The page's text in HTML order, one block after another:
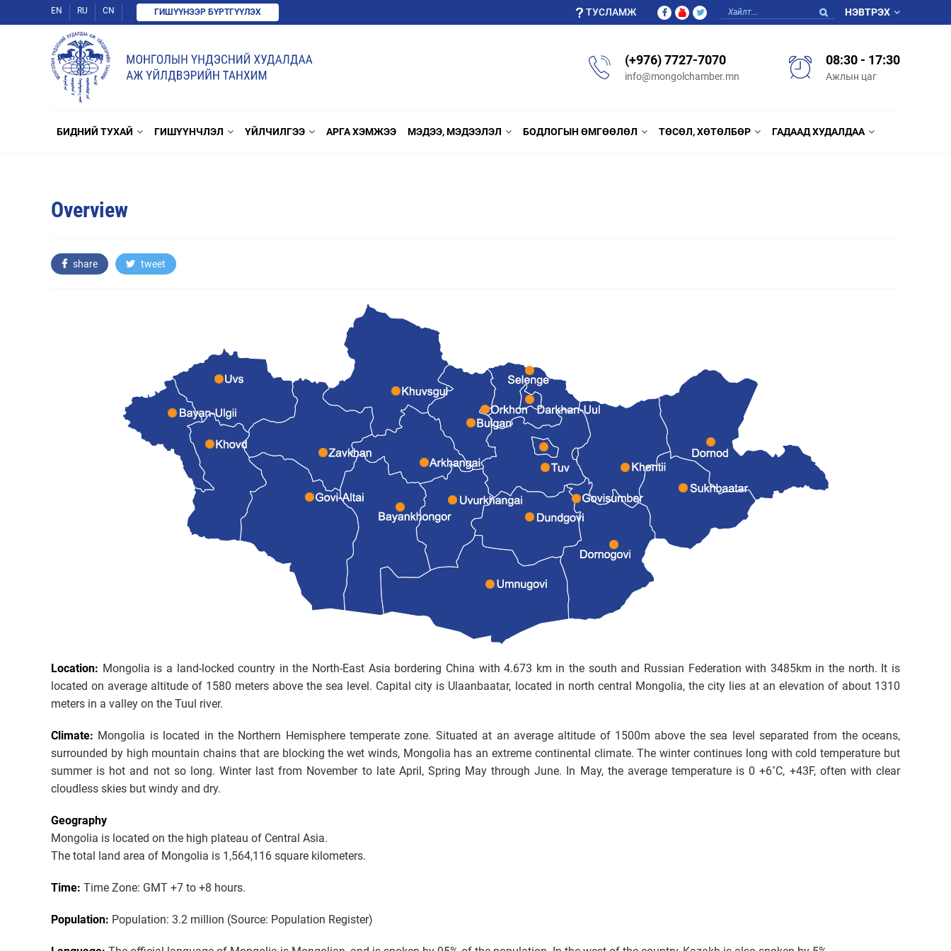
EN RU CN ГИШҮҮНЭЭР БҮРТГҮҮЛЭХ ТУСЛАМЖ НЭВТРЭХ
(+976) 7727-7070
info@mongolchamber.mn
08:30 - 17:30
Ажлын цаг
БИДНИЙ ТУХАЙ ГИШҮҮНЧЛЭЛ ҮЙЛЧИЛГЭЭ АРГА ХЭМЖЭЭ МЭДЭЭ, МЭДЭЭЛЭЛ БОДЛОГЫН ӨМГӨӨЛӨЛ ТӨСӨЛ, ХӨТӨЛБӨР ГАДААД ХУДАЛДАА
Overview
share tweet
Location: Mongolia is a land-locked country in the North-East Asia bordering China with 4.673 km in the south and Russian Federation with 3485km in the north. It is
located on average altitude of 1580 meters above the sea level. Capital city is Ulaanbaatar, located in north central Mongolia, the city lies at an elevation of about 1310
meters in a valley on the Tuul river.
Climate: Mongolia is located in the Northern Hemisphere temperate zone. Situated at an average altitude of 1500m above the sea level separated from the oceans,
surrounded by high mountain chains that are blocking the wet winds, Mongolia has an extreme continental climate. The winter continues long with cold temperature but
summer is hot and not so long. Winter last from November to late April, Spring May through June. In May, the average temperature is 0 +6˚C, +43F, often with clear
cloudless skies but windy and dry.
Geography
Mongolia is located on the high plateau of Central Asia.
The total land area of Mongolia is 1,564,116 square kilometers.
Time: Time Zone: GMT +7 to +8 hours.
Population: Population: 3.2 million (Source: Population Register)